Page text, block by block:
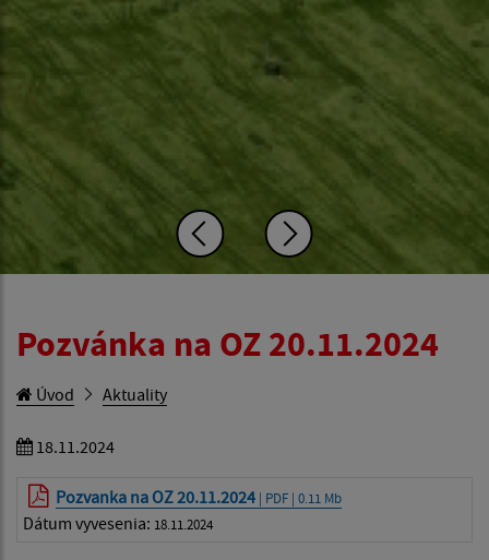
Pozvánka na OZ 20.11.2024
Úvod Aktuality
18.11.2024
Pozvanka na OZ 20.11.2024 | PDF | 0.11 Mb
Dátum vyvesenia: 18.11.2024